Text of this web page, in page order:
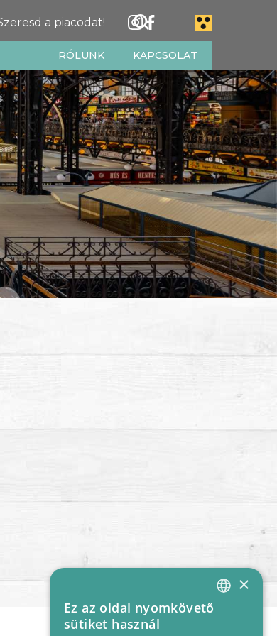
a piacodat!
RÓLUNK KAPCSOLAT
HUNGARIAN
×
Ez az oldal nyomkövető
sütiket használ